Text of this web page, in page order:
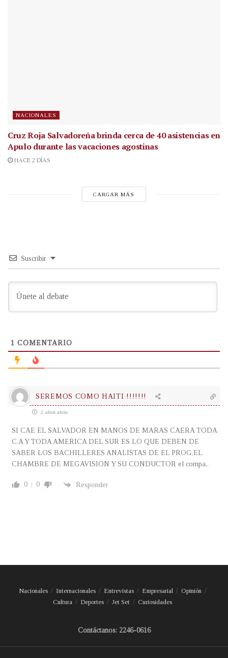
NACIONALES
Cruz Roja Salvadoreña brinda cerca de 40 asistencias en
Apulo durante las vacaciones agostinas
HACE 2 DÍAS
CARGAR MÁS
Suscribir
1 COMENTARIO
SEREMOS COMO HAITI !!!!!!!
2 años atrás
SI CAE EL SALVADOR EN MANOS DE MARAS CAERA TODA
C.A Y TODA AMERICA DEL SUR ES LO QUE DEBEN DE
SABER LOS BACHILLERES ANALISTAS DE EL PROG.EL
CHAMBRE DE MEGAVISION Y SU CONDUCTOR el compa..
0 0 Responder
Nacionales Internacionales Entrevistas Empresarial
Opinión
Cultura
Deportes Jet Set Curiosidades
Contáctanos: 2246-0616